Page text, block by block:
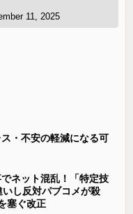
11, 2025
・不安の軽減になる可
ネット混乱！「特定技
し反対パブコメが殺
塞ぐ改正